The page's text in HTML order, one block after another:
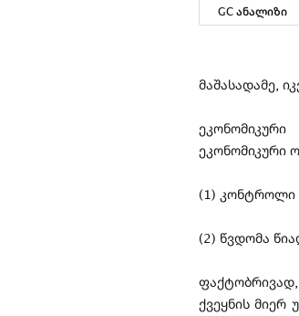
GC ანალიზი
მაშასადამე,
ეკონომიკური
(1) კონტროლი
(2) წვდომა
ქვეყნის მიერ